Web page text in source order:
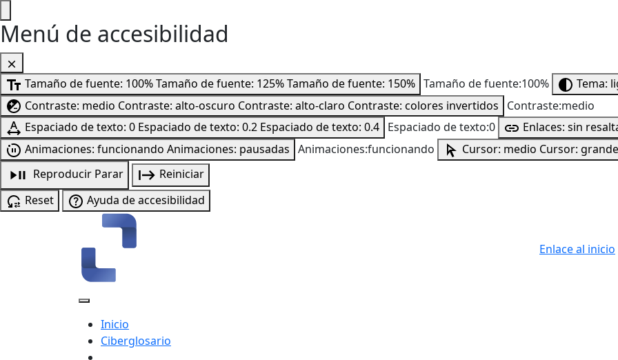
Menú de accesibilidad
Tamaño de fuente: 100%Tamaño de fuente: 125%Tamaño de fuente: 150% Tamaño de fuente:100% Tema:
Contraste: medio Contraste: alto-oscuro Contraste: alto-claro Contraste: colores invertidos
Contraste:medio
Espaciado de texto: 0 Espaciado de texto: 0.2 Espaciado de texto: 0.4 Espaciado de texto:0 Enlaces: sin
Animaciones: funcionando Animaciones: pausadas Animaciones:funcionando Cursor: medio Cursor: grande
Reproducir Parar
Reiniciar
Reset
Ayuda de accesibilidad
Enlace al inicio
Inicio
Ciberglosario